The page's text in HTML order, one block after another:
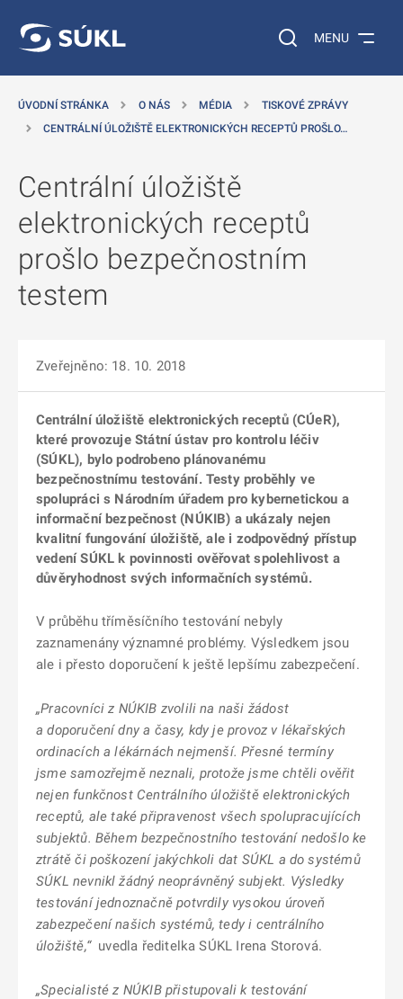
Vyhledávání na
MENU
ÚVODNÍ STRÁNKA O NÁS MÉDIA
TISKOVÉ ZPRÁVY
CENTRÁLNÍ ÚLOŽIŠTĚ ELEKTRONICKÝCH RECEPTŮ PROŠLO…
Centrální úložiště
elektronických receptů
prošlo bezpečnostním
testem
Zveřejněno: 18. 10. 2018
Centrální úložiště elektronických receptů (CÚeR),
které provozuje Státní ústav pro kontrolu léčiv
(SÚKL), bylo podrobeno plánovanému
bezpečnostnímu testování. Testy proběhly ve
spolupráci s Národním úřadem pro kybernetickou a
informační bezpečnost (NÚKIB) a ukázaly nejen
kvalitní fungování úložiště, ale i zodpovědný přístup
vedení SÚKL k povinnosti ověřovat spolehlivost a
důvěryhodnost svých informačních systémů.
V průběhu tříměsíčního testování nebyly
zaznamenány významné problémy. Výsledkem jsou
ale i přesto doporučení k ještě lepšímu zabezpečení.
„Pracovníci z NÚKIB zvolili na naši žádost
a doporučení dny a časy, kdy je provoz v lékařských
ordinacích a lékárnách nejmenší. Přesné termíny
jsme samozřejmě neznali, protože jsme chtěli ověřit
nejen funkčnost Centrálního úložiště elektronických
receptů, ale také připravenost všech spolupracujících
subjektů. Během bezpečnostního testování nedošlo ke
ztrátě či poškození jakýchkoli dat SÚKL a do systémů
SÚKL nevnikl žádný neoprávněný subjekt. Výsledky
testování jednoznačně potvrdily vysokou úroveň
zabezpečení našich systémů, tedy i centrálního
úložiště,“ uvedla ředitelka SÚKL Irena Storová.
„Specialisté z NÚKIB přistupovali k testování